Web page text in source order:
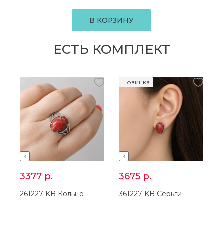
В КОРЗИНУ
ЕСТЬ КОМПЛЕКТ
K
3377 р.
261227-KB Кольцо
K
Новинка
3675 р.
361227-KB Серьги